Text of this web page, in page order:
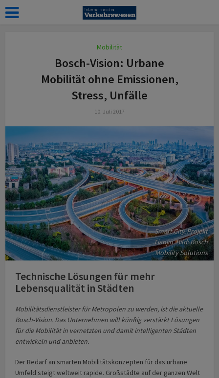
Mobilität
Bosch-Vision: Urbane
Mobilität ohne Emissionen,
Stress, Unfälle
10. Juli 2017
Smart City-Projekt
Tianjin. Bild: Bosch
Mobility Solutions
Technische Lösungen für mehr
Lebensqualität in Städten
Mobilitätsdienstleister für Metropolen zu werden, ist die aktuelle
Bosch-Vision. Das Unternehmen will künftig verstärkt Lösungen
für die Mobilität in vernetzten und damit intelligenten Städten
entwickeln und anbieten.
Der Bedarf an smarten Mobilitätskonzepten für das urbane
Umfeld steigt weltweit rapide. Großstädte auf der ganzen Welt